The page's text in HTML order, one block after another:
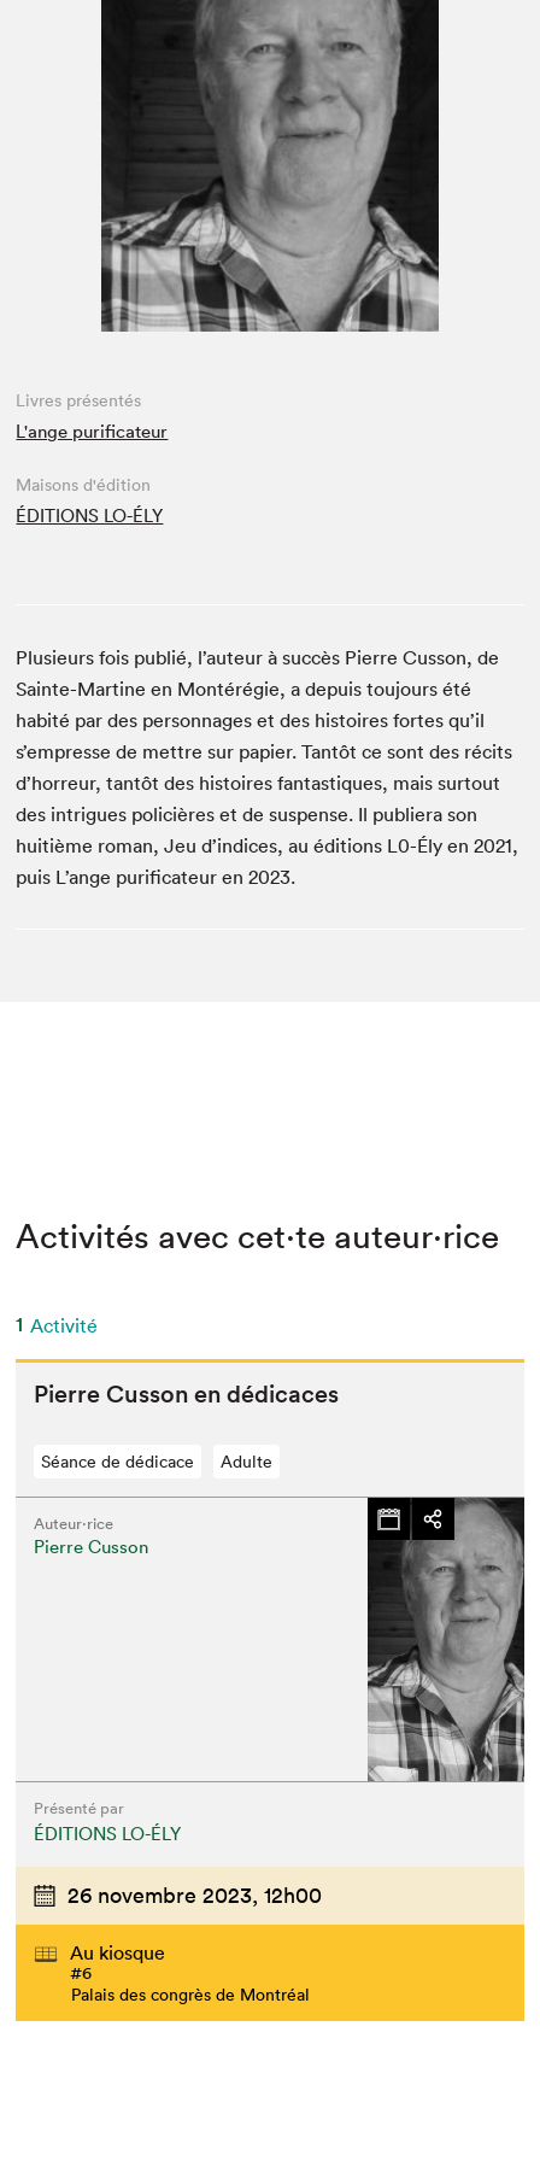
Livres présentés
L'ange purificateur
Maisons d'édition
ÉDITIONS LO-ÉLY
Plusieurs fois publié, l’auteur à succès Pierre Cusson, de
Sainte-Martine en Montérégie, a depuis toujours été
habité par des personnages et des histoires fortes qu’il
s’empresse de mettre sur papier. Tantôt ce sont des récits
d’horreur, tantôt des histoires fantastiques, mais surtout
des intrigues policières et de suspense. Il publiera son
huitième roman, Jeu d’indices, au éditions L0-Ély en 2021,
puis L’ange purificateur en 2023.
Activités avec cet·te auteur·rice
1 Activité
Pierre Cus­son en dédicaces
Séance de dédicace Adulte
Auteur·rice
Pierre Cusson
Présenté par
ÉDITIONS LO-ÉLY
26 novembre 2023, 12h00
Au kiosque
#6
Palais des congrès de Montréal